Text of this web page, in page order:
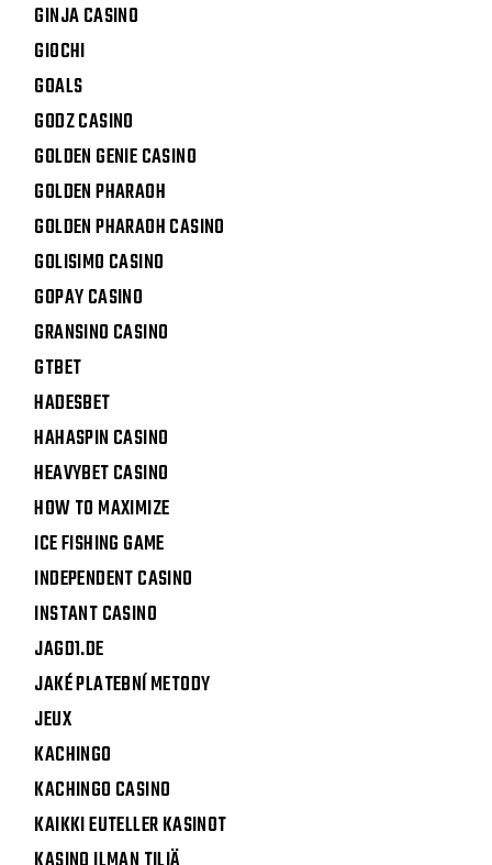
GINJA CASINO
GIOCHI
GOALS
GODZ CASINO
GOLDEN GENIE CASINO
GOLDEN PHARAOH
GOLDEN PHARAOH CASINO
GOLISIMO CASINO
GOPAY CASINO
GRANSINO CASINO
GTBET
HADESBET
HAHASPIN CASINO
HEAVYBET CASINO
HOW TO MAXIMIZE
ICE FISHING GAME
INDEPENDENT CASINO
INSTANT CASINO
JAGD1.DE
JAKÉ PLATEBNÍ METODY
JEUX
KACHINGO
KACHINGO CASINO
KAIKKI EUTELLER KASINOT